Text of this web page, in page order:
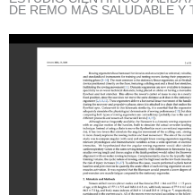
DE REMO MÁS SALUDABLE